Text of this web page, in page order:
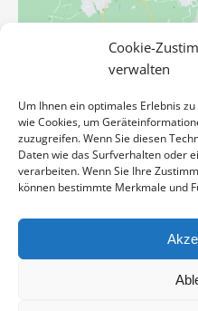
Cookie-
verwalten
Um Ihnen ein optimales Erlebnis
wie Cookies, um
zuzugreifen. Wenn Sie diesen
Daten wie das Surfverhalten oder
verarbeiten. Wenn Sie Ihre
können bestimmte Merkmale und
VERANSTALTUNGSORT
Storchenschmiede Linum
Nauener Str. 54
Linum, 16833 Deutschland
Telefon
03392250500
Veranstaltungsort-Website
fotografische Reise durch Europa